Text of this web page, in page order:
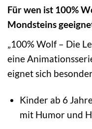
Für wen ist 100%
Mondsteins
„100% Wolf – Die
eine
eignet sich
Kinder ab 6
mit Humor und